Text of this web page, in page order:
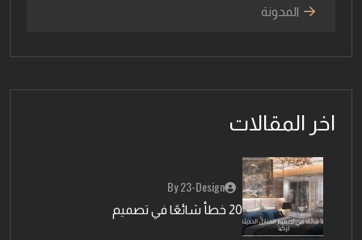
المدونة
اخر المقالات
By 23-Design
20 خطأ شائعًا في تصميم